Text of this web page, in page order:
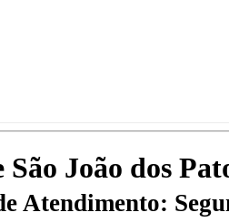
João dos
Atendimento: